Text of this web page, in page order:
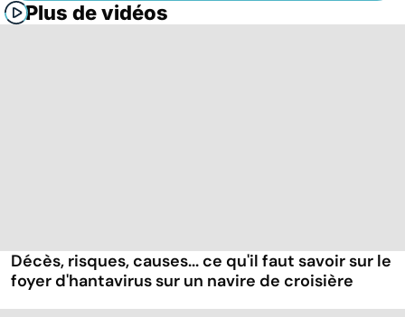
Plus de vidéos
Décès, risques, causes... ce qu'il faut savoir sur le
foyer d'hantavirus sur un navire de croisière